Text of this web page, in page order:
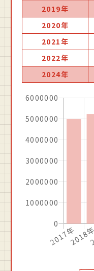
2019年
2020年
2021年
2022年
2024年